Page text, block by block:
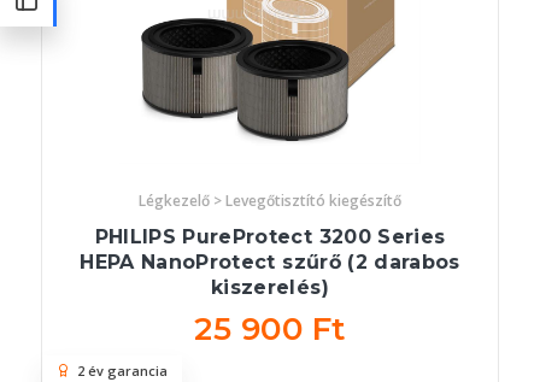
Légkezelő > Levegőtisztító kiegészítő
PHILIPS PureProtect 3200 Series
HEPA NanoProtect szűrő (2 darabos
kiszerelés)
25 900 Ft
2 év garancia